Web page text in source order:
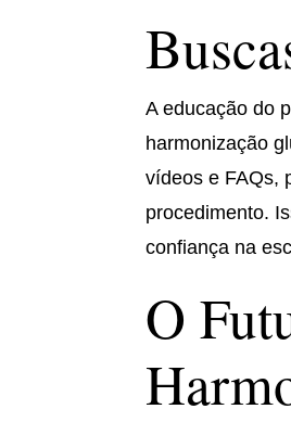
A educação do
harmonização
vídeos e FAQs,
procedimento.
confiança na
O